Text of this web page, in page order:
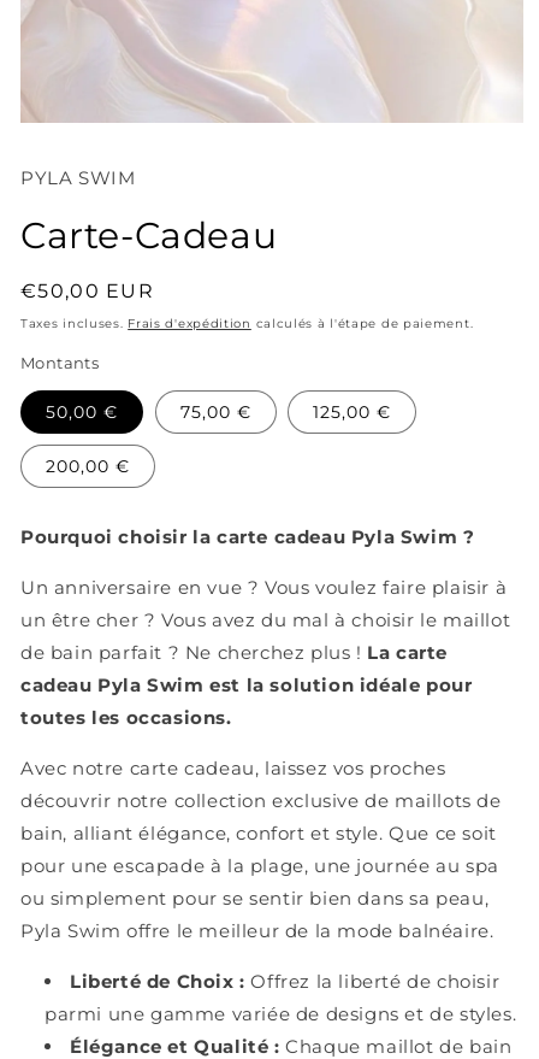
média
1
une
fenêtre
PYLA SWIM
Carte-Cadeau
Prix
habituel
€50,00 EUR
Taxes incluses. Frais d'expédition calculés à l'étape de paiement.
Montants
50,00 € 75,00 € 125,00 €
200,00 €
Pourquoi choisir la carte cadeau Pyla Swim ?
Un anniversaire en vue ? Vous voulez faire plaisir à
un être cher ? Vous avez du mal à choisir le maillot
de bain parfait ? Ne cherchez plus ! La carte
cadeau Pyla Swim est la solution idéale pour
toutes les occasions.
Avec notre carte cadeau, laissez vos proches
découvrir notre collection exclusive de maillots de
bain, alliant élégance, confort et style. Que ce soit
pour une escapade à la plage, une journée au spa
ou simplement pour se sentir bien dans sa peau,
Pyla Swim offre le meilleur de la mode balnéaire.
Liberté de Choix : Offrez la liberté de choisir
parmi une gamme variée de designs et de styles.
Élégance et Qualité : Chaque maillot de bain